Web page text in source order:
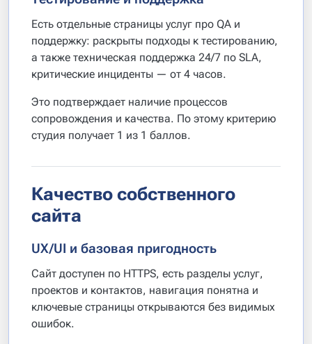
Есть отдельные страницы услуг про QA и
поддержку: раскрыты подходы к тестированию,
а также техническая поддержка 24/7 по SLA,
критические инциденты — от 4 часов.
Это подтверждает наличие процессов
сопровождения и качества. По этому критерию
студия получает 1 из 1 баллов.
Качество собственного
сайта
UX/UI и базовая пригодность
Сайт доступен по HTTPS, есть разделы услуг,
проектов и контактов, навигация понятна и
ключевые страницы открываются без видимых
ошибок.